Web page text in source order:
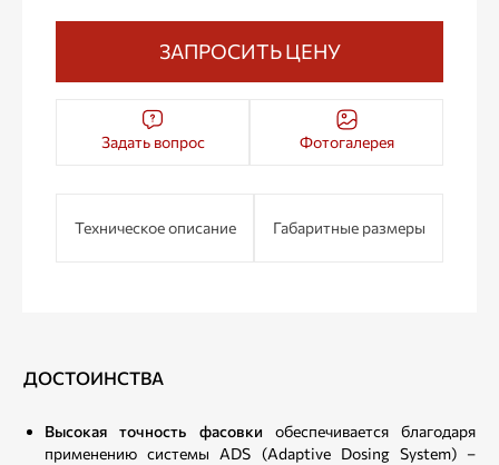
Задать вопрос Фотогалерея
ЗАПРОСИТЬ ЦЕНУ
Техническое описание Габаритные размеры
ДОСТОИНСТВА
Высокая точность фасовки обеспечивается благодаря
применению системы ADS (Adaptive Dosing System) –